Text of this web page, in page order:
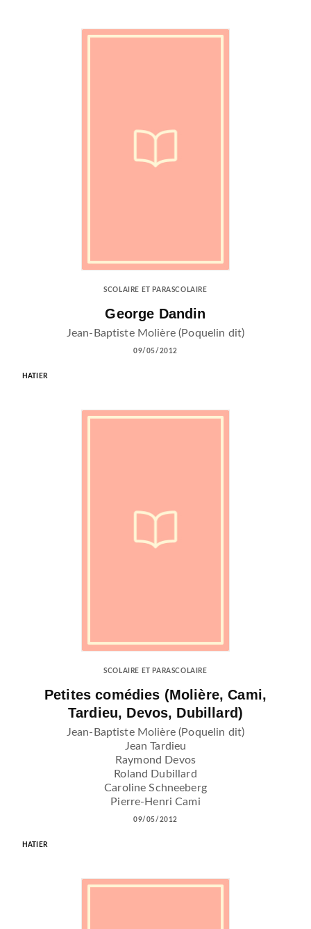
SCOLAIRE ET PARASCOLAIRE
George Dandin
Jean-Baptiste Molière (Poquelin dit)
09/05/2012
HATIER
SCOLAIRE ET PARASCOLAIRE
Petites comédies (Molière, Cami,
Tardieu, Devos, Dubillard)
Jean-Baptiste Molière (Poquelin dit)
Jean Tardieu
Raymond Devos
Roland Dubillard
Caroline Schneeberg
Pierre-Henri Cami
09/05/2012
HATIER